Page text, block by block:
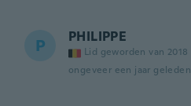
P PHILIPPE
Lid geworden van 2018
ongeveer een jaar geleden